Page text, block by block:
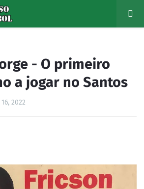
- O primeiro
a jogar no Santos
2022